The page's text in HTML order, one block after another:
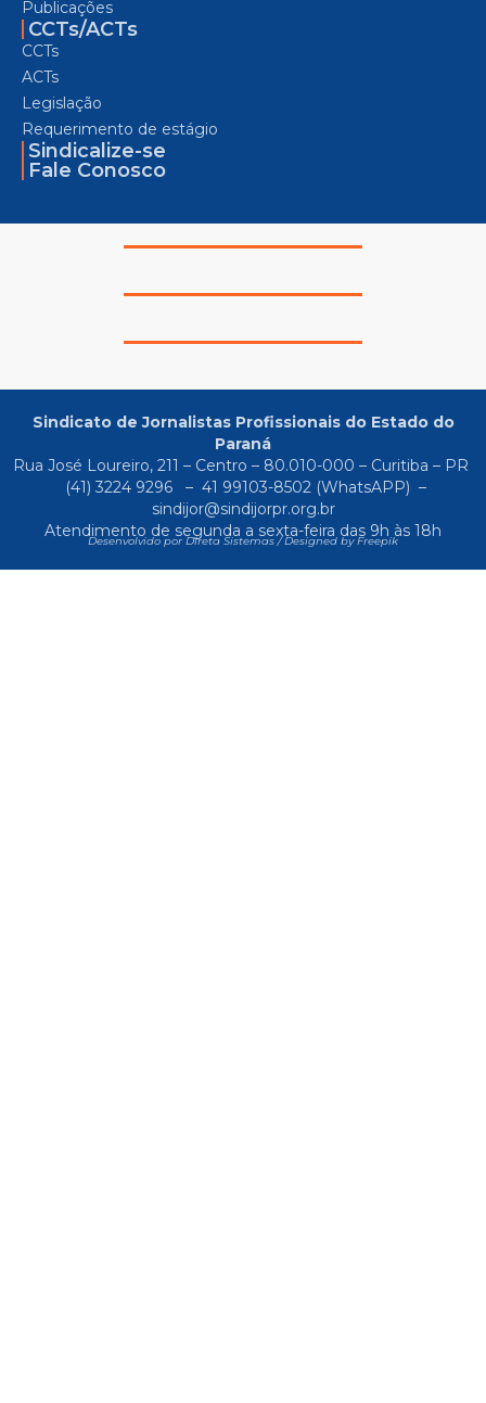
Publicações
CCTs/ACTs
CCTs
ACTs
Legislação
Requerimento de estágio
Sindicalize-se
Fale Conosco
Sindicato de Jornalistas Profissionais do Estado do
Paraná
Rua José Loureiro, 211 – Centro – 80.010-000 – Curitiba – PR
(41) 3224 9296
– 41 99103-8502(WhatsAPP) –
sindijor@sindijorpr.org.br
Atendimento de segunda a sexta-feira das 9h às 18h
Desenvolvido por Direta Sistemas /Designed by Freepik